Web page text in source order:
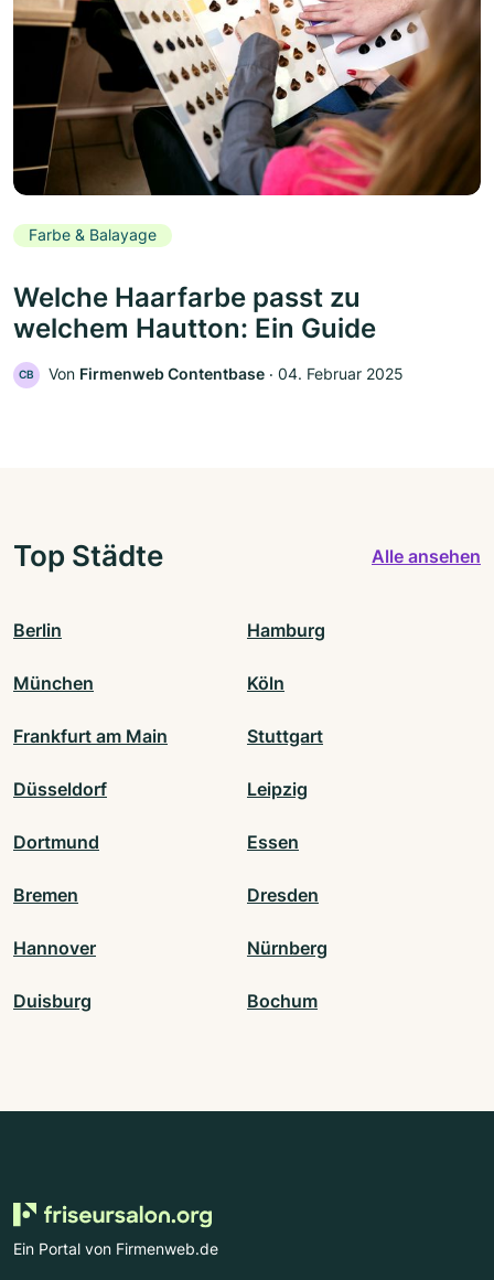
Farbe & Balayage
Welche Haarfarbe passt zu
welchem Hautton: Ein Guide
CB Von Firmenweb Contentbase ‧ 04. Februar 2025
Top Städte Alle ansehen
Berlin Hamburg
München Köln
Frankfurt am Main Stuttgart
Düsseldorf Leipzig
Dortmund Essen
Bremen Dresden
Hannover Nürnberg
Duisburg Bochum
Ein Portal von Firmenweb.de